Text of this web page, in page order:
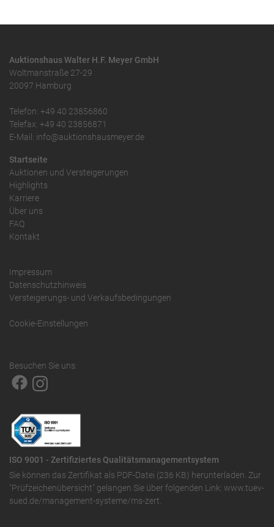
Auktionshaus Walter H.F. Meyer GmbH
Woltmanstraße 27-29
20097 Hamburg
Telefon: +49 40 23856860
Telefax: +49 40 23856871
E-Mail: info@auktionshausmeyer.de
Startseite
Auktionen und Versteigerungen
Highlights
Karriere
Über uns
FAQ
Kontakt
Impressum
Datenschutzhinweis
Versteigerungs- und Verkaufsbedingungen
Cookie-Einstellungen
Besuchen Sie uns:
ISO 9001 - Zertifiziertes Qualitätsmanagementsystem
Sie können das Zertifikat als PDF-Datei (236 KB) herunterladen. Zur
"Prüfzeichenübersicht" gelangen Sie über folgenden Link: www.tuev-
sued.de/management-systeme/ms-zert